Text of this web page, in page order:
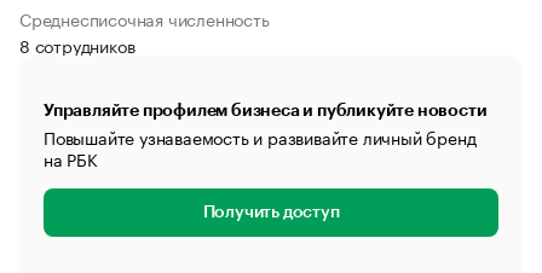
Среднесписочная численность
8 сотрудников
Управляйте профилем бизнеса и публикуйте новости
Повышайте узнаваемость и развивайте личный бренд
на РБК
Получить доступ